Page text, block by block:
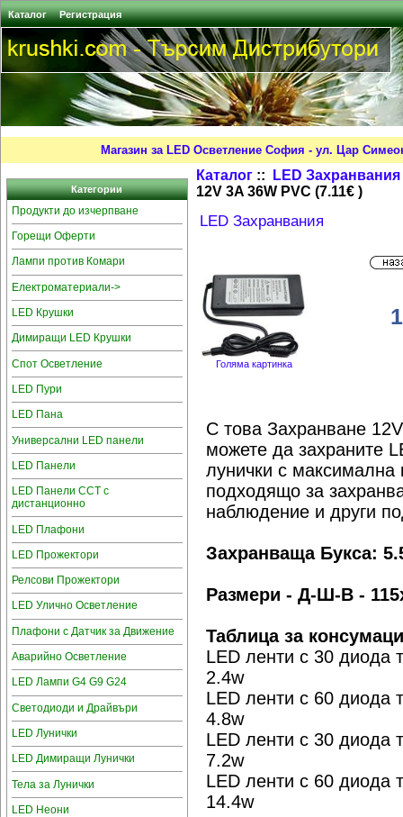
Каталог Регистрация
Магазин за LED Осветление София - ул. Цар
Категории
Продукти до изчерпване
Горещи Оферти
Лампи против Комари
Електроматериали->
LED Крушки
Димиращи LED Крушки
Спот Осветление
LED Пури
LED Пана
Универсални LED панели
LED Панели
LED Панели CCT с
дистанционно
LED Плафони
LED Прожектори
Релсови Прожектори
LED Улично Осветление
Плафони с Датчик за Движение
Аварийно Осветление
LED Лампи G4 G9 G24
Светодиоди и Драйвъри
LED Лунички
LED Димиращи Лунички
Тела за Лунички
LED Неони
Каталог :: LED Захранвания
12V 3A 36W PVC (7.11€ )
LED Захранвания
Голяма картинка
С това Захранване
можете да захраните
лунички с
подходящо за
наблюдение и други
Захранваща Букса:
Размери - Д-Ш-В -
Таблица за
LED ленти с 30 диода
2.4w
LED ленти с 60 диода
4.8w
LED ленти с 30 диода
7.2w
LED ленти с 60 диода
14.4w